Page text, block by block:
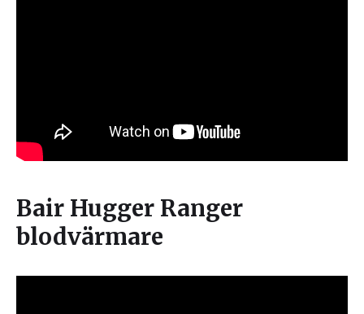
Bair Hugger Ranger
blodvärmare